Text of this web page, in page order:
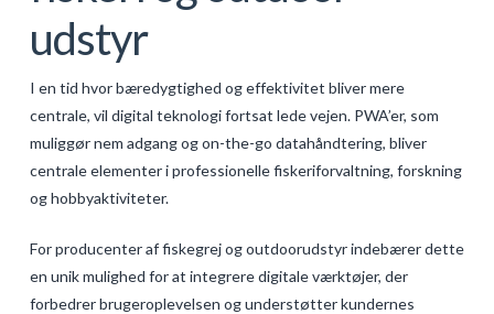
udstyr
I en tid hvor bæredygtighed og effektivitet bliver mere
centrale, vil digital teknologi fortsat lede vejen. PWA’er, som
muliggør nem adgang og on-the-go datahåndtering, bliver
centrale elementer i professionelle fiskeriforvaltning, forskning
og hobbyaktiviteter.
For producenter af fiskegrej og outdoorudstyr indebærer dette
en unik mulighed for at integrere digitale værktøjer, der
forbedrer brugeroplevelsen og understøtter kundernes